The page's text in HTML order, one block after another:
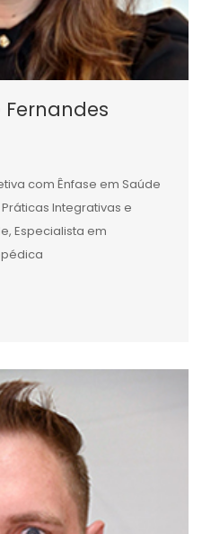
com Ênfase em Saúde
Integrativas e
Especialista em